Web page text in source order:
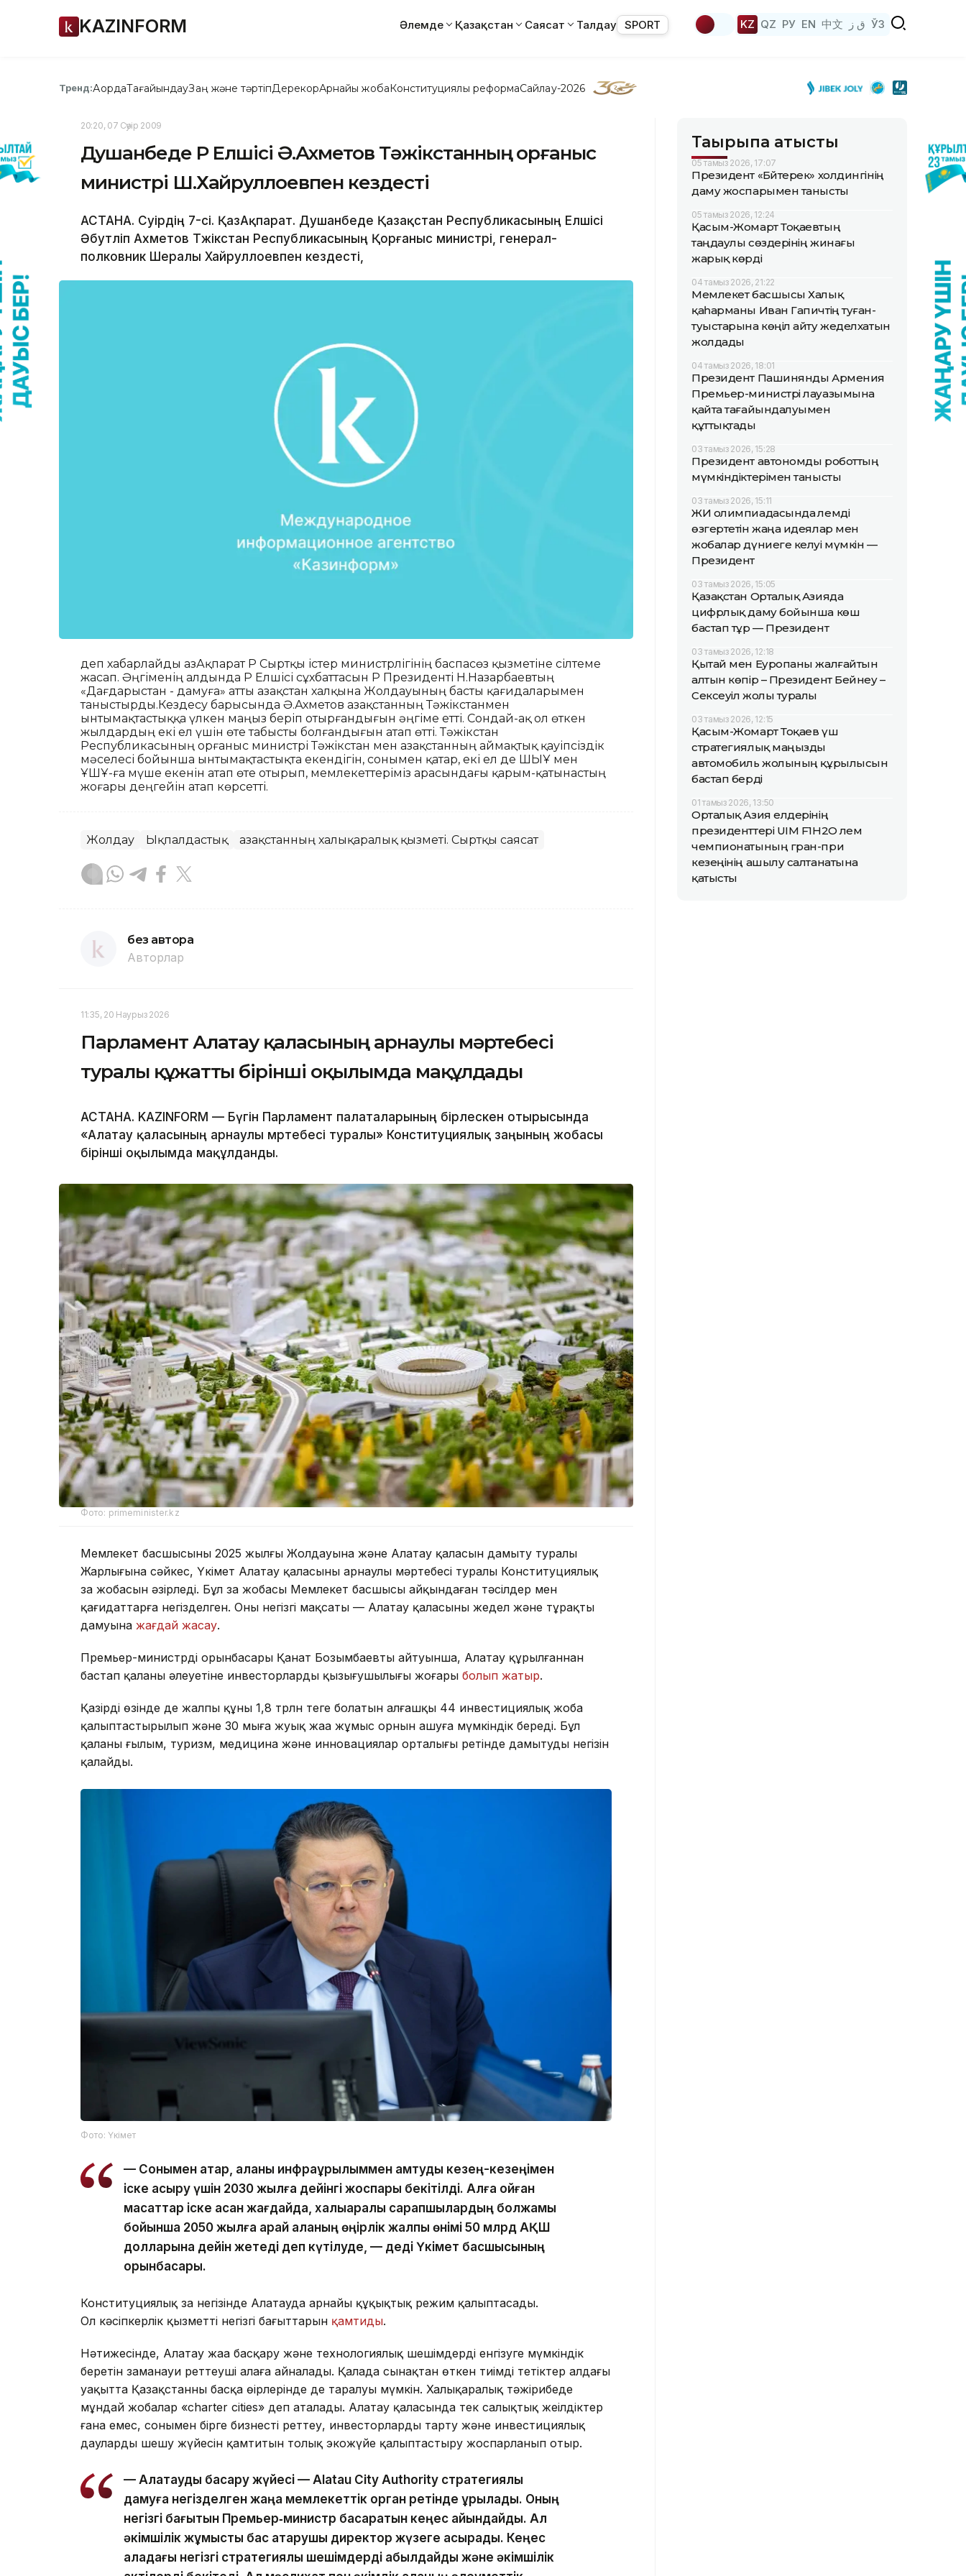
KAZINFORM Әлемде Қазақстан Саясат Талдау SPORT KZ QZ РУ EN 中文 ق ز ЎЗ
Тренд:АқордаТағайындауЗаң және тәртіпДерекқорАрнайы жобаКонституциялық реформаСайлау-2026
20:20, 07 Сәуір 2009
Душанбеде ҚР Елшісі Ә.Ахметов Тәжікстанның Қорғаныс
министрі Ш.Хайруллоевпен кездесті
АСТАНА. Сәуірдің 7-сі. ҚазАқпарат. Душанбеде Қазақстан Республикасының Елшісі
Әбутәліп Ахметов Тәжікстан Республикасының Қорғаныс министрі, генерал-
полковник Шералы Хайруллоевпен кездесті,
деп хабарлайды ҚазАқпарат ҚР Сыртқы істер министрлігінің баспасөз қызметіне сілтеме
жасап. Әңгіменің алдында ҚР Елшісі сұхбаттасын ҚР Президенті Н.Назарбаевтың
«Дағдарыстан - дамуға» атты Қазақстан халқына Жолдауының басты қағидаларымен
таныстырды.Кездесу барысында Ә.Ахметов Қазақстанның Тәжікстанмен
ынтымақтастыққа үлкен маңыз беріп отырғандығын әңгіме етті. Сондай-ақ ол өткен
жылдардың екі ел үшін өте табысты болғандығын атап өтті. Тәжікстан
Республикасының Қорғаныс министрі Тәжікстан мен Қазақстанның аймақтық қауіпсіздік
мәселесі бойынша ынтымақтастықта екендігін, сонымен қатар, екі ел де ШЫҰ мен
ҰҚШҰ-ға мүше екенін атап өте отырып, мемлекеттеріміз арасындағы қарым-қатынастың
жоғары деңгейін атап көрсетті.
Жолдау Ықпалдастық Қазақстанның халықаралық қызметі. Сыртқы саясат
без автора
Авторлар
11:35, 20 Наурыз 2026
Парламент Алатау қаласының арнаулы мәртебесі
туралы құжатты бірінші оқылымда мақұлдады
АСТАНА. KAZINFORM — Бүгін Парламент палаталарының бірлескен отырысында
«Алатау қаласының арнаулы мәртебесі туралы» Конституциялық заңының жобасы
бірінші оқылымда мақұлданды.
Фото: primeminister.kz
Мемлекет басшысының 2025 жылғы Жолдауына және Алатау қаласын дамыту туралы
Жарлығына сәйкес, Үкімет Алатау қаласының арнаулы мәртебесі туралы Конституциялық
заң жобасын әзірледі. Бұл заң жобасы Мемлекет басшысы айқындаған тәсілдер мен
қағидаттарға негізделген. Оның негізгі мақсаты — Алатау қаласының жедел және тұрақты
дамуына жағдай жасау.
Премьер-министрдің орынбасары Қанат Бозымбаевтың айтуынша, Алатау құрылғаннан
бастап қаланың әлеуетіне инвесторлардың қызығушылығы жоғары болып жатыр.
Қазірдің өзінде де жалпы құны 1,8 трлн теңге болатын алғашқы 44 инвестициялық жоба
қалыптастырылып және 30 мыңға жуық жаңа жұмыс орнын ашуға мүмкіндік береді. Бұл
қаланың ғылым, туризм, медицина және инновациялар орталығы ретінде дамытудың негізін
қалайды.
Фото: Үкімет
— Сонымен қатар, қаланы инфрақұрылыммен қамтуды кезең-кезеңімен
іске асыру үшін 2030 жылға дейінгі жоспары бекітілді. Алға қойған
мақсаттар іске асқан жағдайда, халықаралық сарапшылардың болжамы
бойынша 2050 жылға қарай қаланың өңірлік жалпы өнімі 50 млрд АҚШ
долларына дейін жетеді деп күтілуде, — деді Үкімет басшысының
орынбасары.
Конституциялық заң негізінде Алатауда арнайы құқықтық режим қалыптасады.
Ол кәсіпкерлік қызметтің негізгі бағыттарын қамтиды.
Нәтижесінде, Алатау жаңа басқару және технологиялық шешімдерді енгізуге мүмкіндік
беретін заманауи реттеуші алаңға айналады. Қалада сынақтан өткен тиімді тетіктер алдағы
уақытта Қазақстанның басқа өңірлерінде де таралуы мүмкін. Халықаралық тәжірибеде
мұндай жобалар «charter cities» деп аталады. Алатау қаласында тек салықтық жеңілдіктер
ғана емес, сонымен бірге бизнесті реттеу, инвесторларды тарту және инвестициялық
дауларды шешу жүйесін қамтитын толық экожүйе қалыптастыру жоспарланып отыр.
— Алатауды басқару жүйесі — Alatau City Authority стратегиялық
дамуға негізделген жаңа мемлекеттік орган ретінде құрылады. Оның
негізгі бағытын Премьер‑министр басқаратын кеңес айқындайды. Ал
әкімшілік жұмысты бас атқарушы директор жүзеге асырады. Кеңес
қаладағы негізгі стратегиялық шешімдерді қабылдайды және әкімшілік
Тақырыпқа қатысты
05 тамыз 2026, 17:07
Президент «Бәйтерек» холдингінің
даму жоспарымен танысты
05 тамыз 2026, 12:24
Қасым-Жомарт Тоқаевтың
таңдаулы сөздерінің жинағы
жарық көрді
04 тамыз 2026, 21:22
Мемлекет басшысы Халық
қаһарманы Иван Гапичтің туған-
туыстарына көңіл айту жеделхатын
жолдады
04 тамыз 2026, 18:01
Президент Пашинянды Армения
Премьер-министрі лауазымына
қайта тағайындалуымен
құттықтады
03 тамыз 2026, 15:28
Президент автономды роботтың
мүмкіндіктерімен танысты
03 тамыз 2026, 15:11
ЖИ олимпиадасында әлемді
өзгертетін жаңа идеялар мен
жобалар дүниеге келуі мүмкін —
Президент
03 тамыз 2026, 15:05
Қазақстан Орталық Азияда
цифрлық даму бойынша көш
бастап тұр — Президент
03 тамыз 2026, 12:18
Қытай мен Еуропаны жалғайтын
алтын көпір – Президент Бейнеу –
Сексеуіл жолы туралы
03 тамыз 2026, 12:15
Қасым-Жомарт Тоқаев үш
стратегиялық маңызды
автомобиль жолының құрылысын
бастап берді
01 тамыз 2026, 13:50
Орталық Азия елдерінің
президенттері UIM F1H2O әлем
чемпионатының гран-при
кезеңінің ашылу салтанатына
қатысты